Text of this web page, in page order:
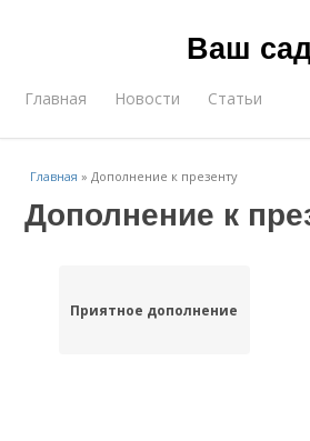
Ваш
Главная Новости Статьи
Главная »Дополнение к презенту
Дополнение к
Приятное дополнение